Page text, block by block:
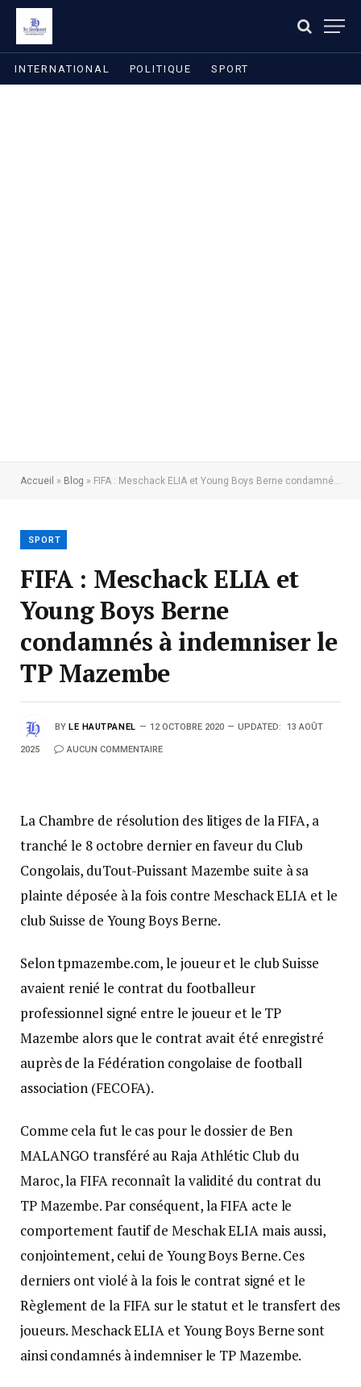
INTERNATIONAL POLITIQUE SPORT
Accueil » Blog » FIFA : Meschack ELIA et Young Boys Berne condamnés à indemniser le TP Mazembe
SPORT
FIFA : Meschack ELIA et
Young Boys Berne
condamnés à indemniser le
TP Mazembe
BY LE HAUTPANEL 12 OCTOBRE 2020 UPDATED: 13 AOÛT
2025 AUCUN COMMENTAIRE
La Chambre de résolution des litiges de la FIFA, a
tranché le 8 octobre dernier en faveur du Club
Congolais, duTout-Puissant Mazembe suite à sa
plainte déposée à la fois contre Meschack ELIA et le
club Suisse de Young Boys Berne.
Selon tpmazembe.com, le joueur et le club Suisse
avaient renié le contrat du footballeur
professionnel signé entre le joueur et le TP
Mazembe alors que le contrat avait été enregistré
auprès de la Fédération congolaise de football
association (FECOFA).
Comme cela fut le cas pour le dossier de Ben
MALANGO transféré au Raja Athlétic Club du
Maroc, la FIFA reconnaît la validité du contrat du
TP Mazembe. Par conséquent, la FIFA acte le
comportement fautif de Meschak ELIA mais aussi,
conjointement, celui de Young Boys Berne. Ces
derniers ont violé à la fois le contrat signé et le
Règlement de la FIFA sur le statut et le transfert des
joueurs. Meschack ELIA et Young Boys Berne sont
ainsi condamnés à indemniser le TP Mazembe.